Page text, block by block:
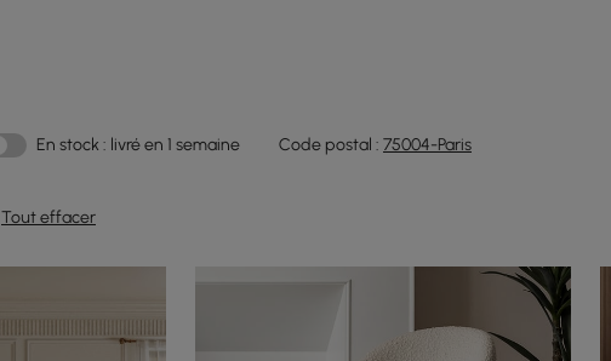
En stock : livré en 1 semaine Code postal : 75004-Paris
Tout effacer